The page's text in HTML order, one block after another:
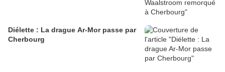
Diélette : La drague Ar-Mor passe par
Cherbourg